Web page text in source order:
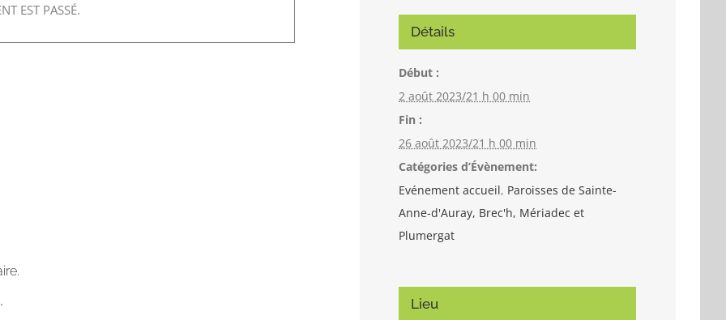
EST PASSÉ.
Détails
Début :
2 août 2023/21 h 00 min
Fin :
26 août 2023/21 h 00 min
Catégories d’Évènement:
Evénement accueil, Paroisses de Sainte-
Anne-d'Auray, Brec'h, Mériadec et
Plumergat
Lieu